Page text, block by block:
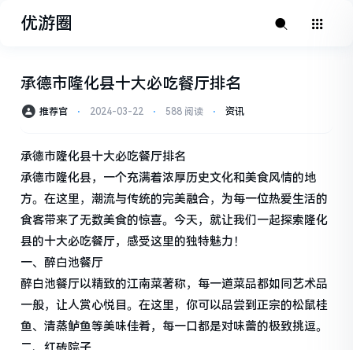
优游圈
承德市隆化县十大必吃餐厅排名
推荐官 ⋅ 2024-03-22 ⋅ 588 阅读 ⋅ 资讯
承德市隆化县十大必吃餐厅排名
承德市隆化县，一个充满着浓厚历史文化和美食风情的地
方。在这里，潮流与传统的完美融合，为每一位热爱生活的
食客带来了无数美食的惊喜。今天，就让我们一起探索隆化
县的十大必吃餐厅，感受这里的独特魅力！
一、醉白池餐厅
醉白池餐厅以精致的江南菜著称，每一道菜品都如同艺术品
一般，让人赏心悦目。在这里，你可以品尝到正宗的松鼠桂
鱼、清蒸鲈鱼等美味佳肴，每一口都是对味蕾的极致挑逗。